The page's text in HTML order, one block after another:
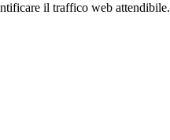
il traffico web attendibile.